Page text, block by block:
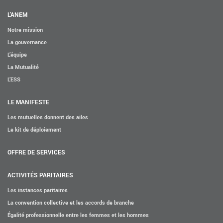
L’ANEM
Notre mission
La gouvernance
L’équipe
La Mutualité
L’ESS
LE MANIFESTE
Les mutuelles donnent des ailes
Le kit de déploiement
OFFRE DE SERVICES
ACTIVITÉS PARITAIRES
Les instances paritaires
La convention collective et les accords de branche
Égalité professionnelle entre les femmes et les hommes